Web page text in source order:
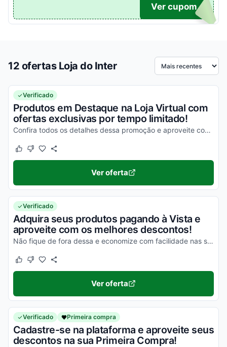
10
Ver cupom
12 ofertas Loja do Inter Ordenar por
Verificado
Produtos em Destaque na Loja Virtual com
ofertas exclusivas por tempo limitado!
Confira todos os detalhes dessa promoção e aproveite com os melhores descontos!
Este cupom funcionou
Este cupom não funcionou
Ver oferta
Verificado
Adquira seus produtos pagando à Vista e
aproveite com os melhores descontos!
Não fique de fora dessa e economize com facilidade nas suas compras!
Este cupom funcionou
Este cupom não funcionou
Ver oferta
Verificado Primeira compra
Cadastre-se na plataforma e aproveite seus
descontos na sua Primeira Compra!